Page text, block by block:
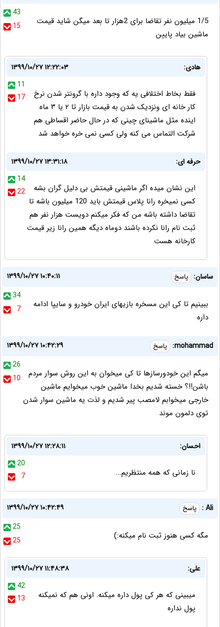
43
15
1/5 میلیون نفر تقاضا برای 2هزار تا بعد میگن شاید قیمت
ماشین بیاد پایین
هادی:
۱۳۹۹/۱۰/۲۷ ۱۲:۲۲:۰۳
11
17
فقط بخاط اختلافی یه که وجود داره با گرونتر شدن نرخ
کار خانه ای ونزدیک شدن به قیمت بازار تا ٢ یا ٣ ماه
اینده مثل ماشینای چینی که در حال حاضر اقساطی هم
شرکت التماس می کنه ولی کسی نمی خره خواهد شد
حرفه ای:
۱۳۹۹/۱۰/۲۷ ۱۳:۳۱:۱۸
14
22
این نشان میده اگر ماشینی قیمتش بی دلیل گران بشه
کسی نمیخره رانا پلاس قیمتش باید 120 میلیون باشه تا
تقاضا داشته باشه من که فکر میکنم دویست هزار نفر هم
ثبت نام رانا نکرده باشند دوماه دیگه همین رانا زیر قیمت
کارخانه هست
ساسان: پاسخ
۱۳۹۹/۱۰/۲۷ ۱۰:۴۰:۱۱
34
7
ببینیم تا کی این مسخره بازیهای ایران خودرو و سایپا ادامه
داره
mohammad: پاسخ
۱۳۹۹/۱۰/۲۷ ۱۰:۴۲:۲۹
26
10
میگم این خودورسازها تا کی میخوان به این روش سوار مردم
باشن!!؟ خسته شدیم بخدا ماشین خوب میخوایم ماشین
خارجی میخوابم لامصب پیر شدیم و لذت یه ماشین سوار شدن
توی دلمون موند
احسان:
۱۳۹۹/۱۰/۲۷ ۱۲:۲۸:۱۱
20
7
نا زمانی که همه منتظریم...
Ali : پاسخ
۱۳۹۹/۱۰/۲۷ ۱۰:۴۲:۴۹
25
25
مگه كسى هنوز ثبت نام ميكنه:)
علی:
۱۳۹۹/۱۰/۲۷ ۱۱:۴۸:۳۸
42
13
میبینی که هر کی پول داره میکنه. اونی هم که نمیکنه
پول نداره